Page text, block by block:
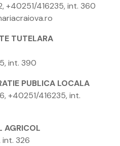
+40251/416235, int. 360
TUTELARA
int. 390
PUBLICA LOCALA
+40251/416235, int.
AGRICOL
int. 326